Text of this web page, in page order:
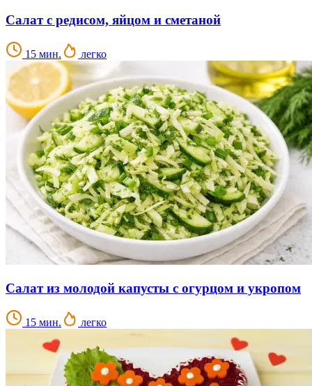
Салат с редисом, яйцом и сметаной
15 мин. легко
Салат из молодой капусты с огурцом и укропом
15 мин. легко